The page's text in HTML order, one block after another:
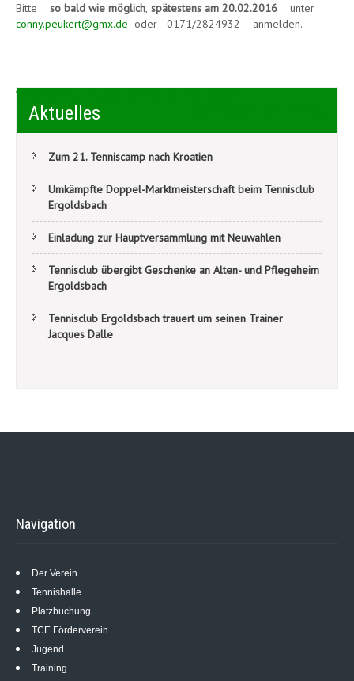
Bitte so bald wie möglich, spätestens am 20.02.2016
unter
conny.peukert@gmx.de oder 0171/2824932 anmelden.
Beitragsnavigation
Winterwanderung des Tennisclubs Ergoldsbach
Aktuelles
Zum 21. Tenniscamp nach Kroatien
Umkämpfte Doppel-Marktmeisterschaft beim Tennisclub
Ergoldsbach
Einladung zur Hauptversammlung mit Neuwahlen
Tennisclub übergibt Geschenke an Alten- und Pflegeheim
Ergoldsbach
Tennisclub Ergoldsbach trauert um seinen Trainer
Jacques Dalle
Navigation
Der Verein
Tennishalle
Platzbuchung
TCE Förderverein
Jugend
Training